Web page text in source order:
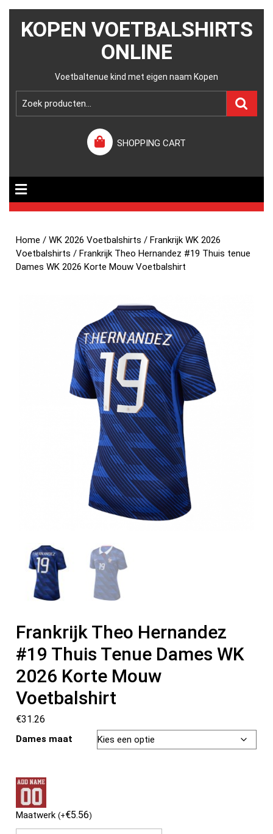
KOPEN VOETBALSHIRTS
ONLINE
Voetbaltenue kind met eigen naam Kopen
SHOPPING CART
Home /WK 2026 Voetbalshirts /Frankrijk WK 2026
Voetbalshirts / Frankrijk Theo Hernandez #19 Thuis tenue
Dames WK 2026 Korte Mouw Voetbalshirt
Frankrijk Theo Hernandez
#19 Thuis Tenue Dames WK
2026 Korte Mouw
Voetbalshirt
€31.26
Dames maat
Maatwerk(+€5.56)